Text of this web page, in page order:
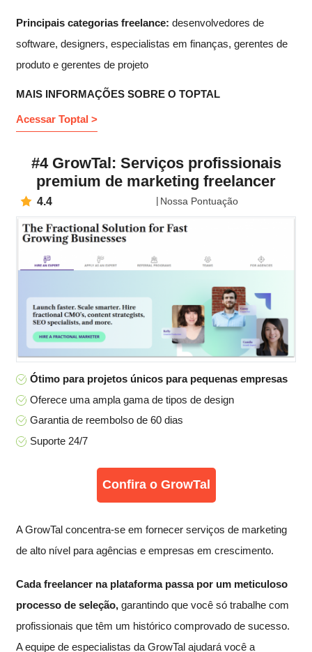
Principais categorias freelance: desenvolvedores de
software, designers, especialistas em finanças, gerentes de
produto e gerentes de projeto
MAIS INFORMAÇÕES SOBRE O TOPTAL
Acessar Toptal >
#4 GrowTal: Serviços profissionais
premium de marketing freelancer
4.4 Nossa Pontuação
Ótimo para projetos únicos para pequenas empresas
Oferece uma ampla gama de tipos de design
Garantia de reembolso de 60 dias
Suporte 24/7
Confira o GrowTal
A GrowTal concentra-se em fornecer serviços de marketing
de alto nível para agências e empresas em crescimento.
Cada freelancer na plataforma passa por um meticuloso
processo de seleção, garantindo que você só trabalhe com
profissionais que têm um histórico comprovado de sucesso.
A equipe de especialistas da GrowTal ajudará você a